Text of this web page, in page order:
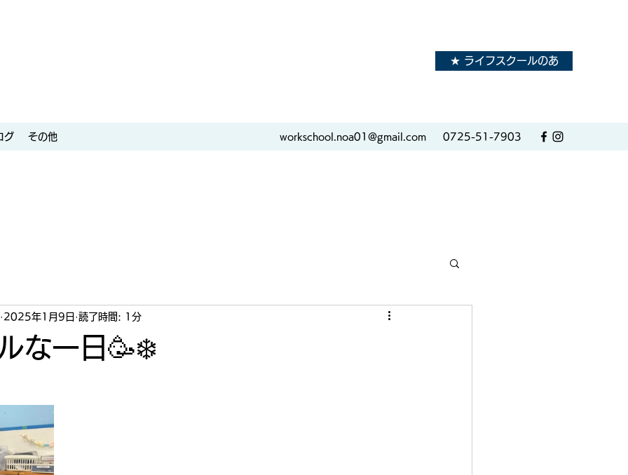
★ ライフスクールのあ
グ その他 workschool.noa01@gmail.com 0725-51-7903
な一日🥳❄️
2025年1月9日 読了時間: 1分